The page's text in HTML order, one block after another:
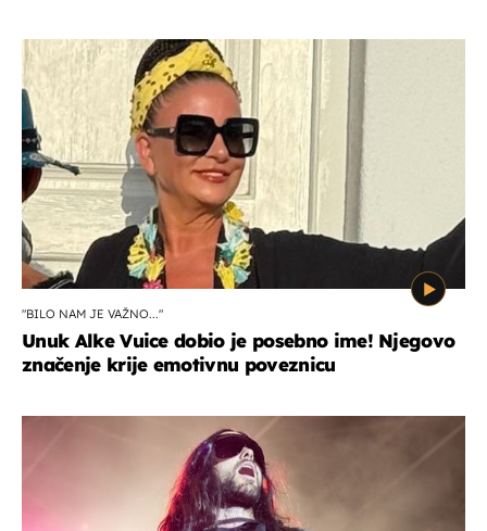
"BILO NAM JE VAŽNO..."
Unuk Alke Vuice dobio je posebno ime! Njegovo
značenje krije emotivnu poveznicu